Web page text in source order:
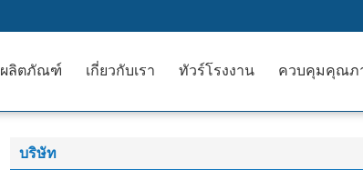
ผลิตภัณฑ์ เกี่ยวกับเรา ทัวร์โรงงาน ควบคุมคุณภ
บริษัท